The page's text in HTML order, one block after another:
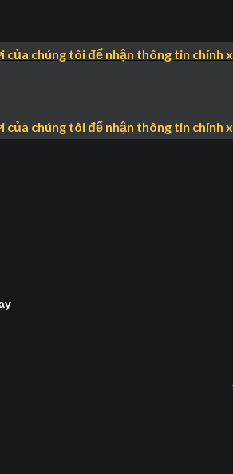
chúng tôi để nhận thông tin chính
chúng tôi để nhận thông tin chính